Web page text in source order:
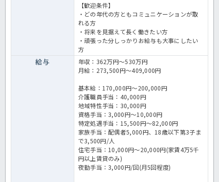
【歓迎条件】
・どの年代の方ともコミュニケーションが取
れる方
・将来を見据えて長く働きたい方
・頑張った分しっかりお給与も大事にしたい
方
給与
年収：362万円～530万円
月給：273,500円～409,000円
基本給：170,000円～200,000円
介護職員手当：40,000円
地域特性手当：30,000円
資格手当：3,000円～10,000円
特定処遇手当：15,500円～82,000円
家族手当：配偶者5,000円、18歳以下第3子ま
で3,500円/人
住宅手当：10,000円～20,000円(家賃4万5千
円以上賃貸のみ)
夜勤手当：3,000円/回(月5回程度)